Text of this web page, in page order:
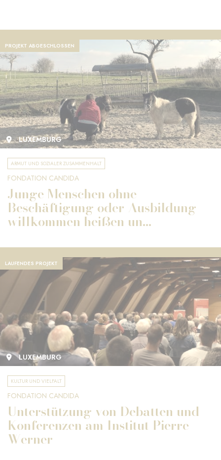
PROJEKT ABGESCHLOSSEN
LUXEMBURG
ARMUT UND SOZIALER ZUSAMMENHALT
FONDATION CANDIDA
Junge Menschen ohne
Beschäftigung oder Ausbildung
willkommen heißen un...
LAUFENDES PROJEKT
LUXEMBURG
KULTUR UND VIELFALT
FONDATION CANDIDA
Unterstützung von Debatten und
Konferenzen am Institut Pierre
Werner